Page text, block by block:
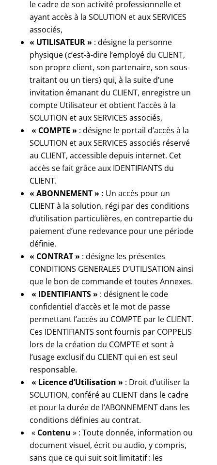
le cadre de son activité professionnelle et
ayant accès à la SOLUTION et aux SERVICES
associés,
« UTILISATEUR » : désigne la personne
physique (c’est-à-dire l’employé du CLIENT,
son propre client, son partenaire, son sous-
traitant ou un tiers) qui, à la suite d’une
invitation émanant du CLIENT, enregistre un
compte Utilisateur et obtient l’accès à la
SOLUTION et aux SERVICES associés,
« COMPTE » : désigne le portail d’accès à la
SOLUTION et aux SERVICES associés réservé
au CLIENT, accessible depuis internet. Cet
accès se fait grâce aux IDENTIFIANTS du
CLIENT.
« ABONNEMENT » : Un accès pour un
CLIENT à la solution, régi par des conditions
d’utilisation particulières, en contrepartie du
paiement d’une redevance pour une période
définie.
« CONTRAT » : désigne les présentes
CONDITIONS GENERALES D’UTILISATION ainsi
que le bon de commande et toutes Annexes.
« IDENTIFIANTS » : désignent le code
confidentiel d’accès et le mot de passe
permettant l’accès au COMPTE par le CLIENT.
Ces IDENTIFIANTS sont fournis par COPPELIS
lors de la création du COMPTE et sont à
l’usage exclusif du CLIENT qui en est seul
responsable.
« Licence d’Utilisation » : Droit d’utiliser la
SOLUTION, conféré au CLIENT dans le cadre
et pour la durée de l’ABONNEMENT dans les
conditions définies au contrat.
« Contenu » : Toute donnée, information ou
document visuel, écrit ou audio, y compris,
sans que ce qui suit soit limitatif : les